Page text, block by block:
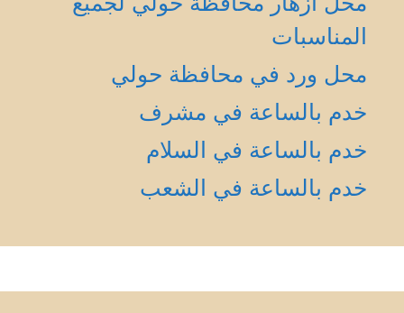
المناسبات
محل ورد في محافظة حولي
خدم بالساعة في مشرف
خدم بالساعة في السلام
خدم بالساعة في الشعب